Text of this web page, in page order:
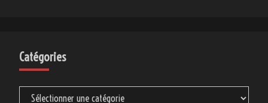
Catégories
Catégories